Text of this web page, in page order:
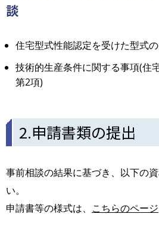
談
住宅型式性能認定を受けた型式
技術的生産条件に関する事項(住
第2項)
2.申請書類の提出
事前相談の結果に基づき、以下の
い。
申請書等の様式は、 こちらのページ